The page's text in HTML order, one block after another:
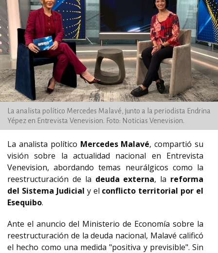
La analista político Mercedes Malavé, junto a la periodista Endrina
Yépez en Entrevista Venevision. Foto: Noticias Venevision.
La analista político Mercedes Malavé, compartió su
visión sobre la actualidad nacional en Entrevista
Venevision, abordando temas neurálgicos como la
reestructuración de la deuda externa, la reforma
del Sistema Judicial y el conflicto territorial por el
Esequibo.
Ante el anuncio del Ministerio de Economía sobre la
reestructuración de la deuda nacional, Malavé calificó
el hecho como una medida "positiva y previsible". Sin